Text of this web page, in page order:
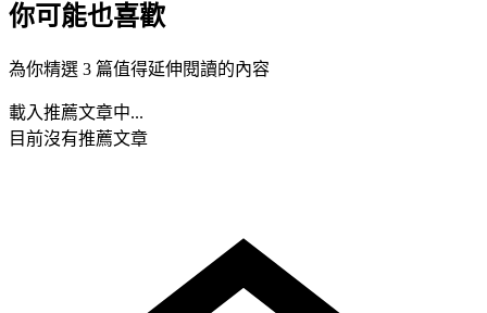
你可能也喜歡
為你精選 3 篇值得延伸閱讀的內容
載入推薦文章中...
目前沒有推薦文章